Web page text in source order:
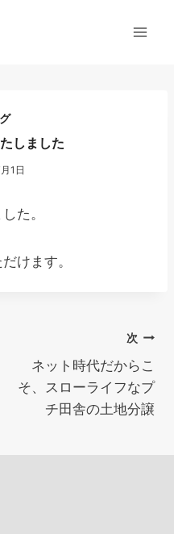
しました
1日
た。
けます。
次
ネット時代だからこ
そ、スローライフなプ
チ田舎の土地分譲